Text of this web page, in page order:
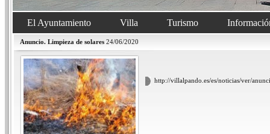
El Ayuntamiento Villa Turismo
Anuncio. Limpieza de solares 24/06/2020
http://villalpando.es/es/noticias/ver/